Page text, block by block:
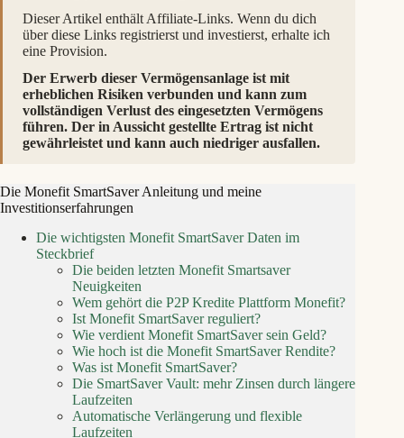
Dieser Artikel enthält Affiliate-Links. Wenn du dich
über diese Links registrierst und investierst, erhalte ich
eine Provision.
Der Erwerb dieser Vermögensanlage ist mit
erheblichen Risiken verbunden und kann zum
vollständigen Verlust des eingesetzten Vermögens
führen. Der in Aussicht gestellte Ertrag ist nicht
gewährleistet und kann auch niedriger ausfallen.
Die Monefit SmartSaver Anleitung und meine
Investitionserfahrungen
Die wichtigsten Monefit SmartSaver Daten im
Steckbrief
Die beiden letzten Monefit Smartsaver
Neuigkeiten
Wem gehört die P2P Kredite Plattform Monefit?
Ist Monefit SmartSaver reguliert?
Wie verdient Monefit SmartSaver sein Geld?
Wie hoch ist die Monefit SmartSaver Rendite?
Was ist Monefit SmartSaver?
Die SmartSaver Vault: mehr Zinsen durch längere
Laufzeiten
Automatische Verlängerung und flexible
Laufzeiten